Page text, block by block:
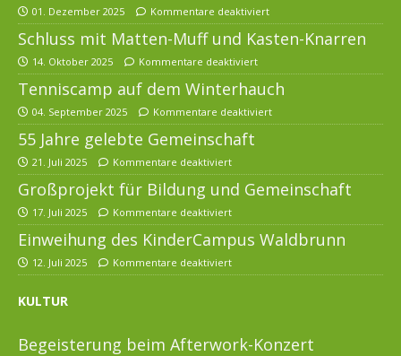
01. Dezember 2025 Kommentare deaktiviert
Schluss mit Matten-Muff und Kasten-Knarren
14. Oktober 2025 Kommentare deaktiviert
Tenniscamp auf dem Winterhauch
04. September 2025 Kommentare deaktiviert
55 Jahre gelebte Gemeinschaft
21. Juli 2025 Kommentare deaktiviert
Großprojekt für Bildung und Gemeinschaft
17. Juli 2025 Kommentare deaktiviert
Einweihung des KinderCampus Waldbrunn
12. Juli 2025 Kommentare deaktiviert
KULTUR
Begeisterung beim Afterwork-Konzert